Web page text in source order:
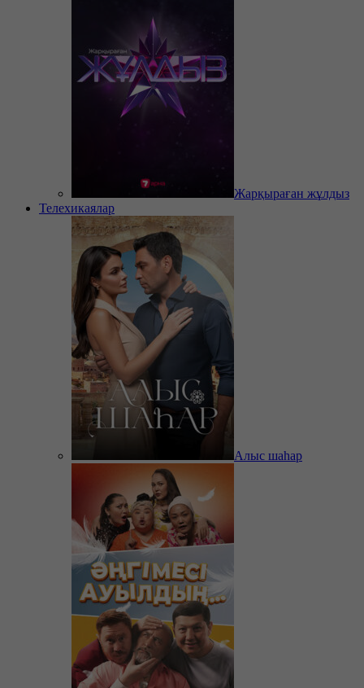
Жарқыраған жұлдыз
Телехикаялар
Алыс шаһар